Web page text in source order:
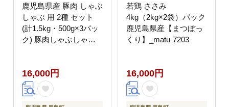
鹿児島県産 豚肉 しゃぶ
しゃぶ 用 2種 セット
(計1.5kg・500g×3パッ
ク) 豚肉しゃぶしゃぶ
しゃぶしゃぶ豚肉九州
豚肉 セット 【まつぼっ
くり】_matu-7208
16,000円
若鶏 ささみ
4kg（2kg×2袋）パック
鹿児島県産【まつぼっ
くり】_matu-7203
16,000円